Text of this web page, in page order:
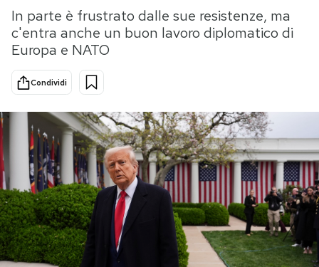
Tecnologia
Internet
Scienza
Cultura
Economia
Sport
Storie/Idee
Ok Boomer!
Mondiali calcio 2026
PODCAST
NEWSLETTER
In parte è frustrato dalle sue resistenze, ma
c'entra anche un buon lavoro diplomatico di
Europa e NATO
Condividi